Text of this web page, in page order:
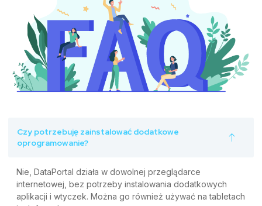
Czy potrzebuję zainstalować dodatkowe
oprogramowanie?
Nie, DataPortal działa w dowolnej przeglądarce
internetowej, bez potrzeby instalowania dodatkowych
aplikacji i wtyczek. Można go również używać na tabletach